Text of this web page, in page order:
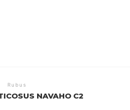
Rubus
NAVAHO C2